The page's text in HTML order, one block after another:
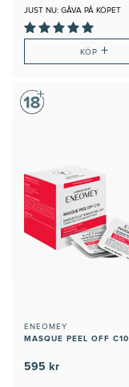
alla hudtyper
JUST NU: GÅVA PÅ KÖPET
KÖP+
ENEOMEY
MASQUE PEEL OFF C10
595 kr